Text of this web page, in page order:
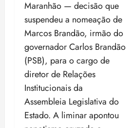
Maranhão — decisão que
suspendeu a nomeação de
Marcos Brandão, irmão do
governador Carlos Brandão
(PSB), para o cargo de
diretor de Relações
Institucionais da
Assembleia Legislativa do
Estado. A liminar apontou